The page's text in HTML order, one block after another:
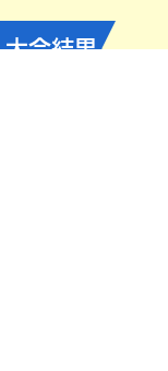
大会結果